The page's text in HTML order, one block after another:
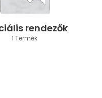
rendezők
1 Termék